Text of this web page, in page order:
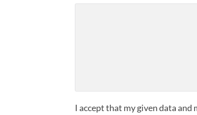
I accept that my given data and